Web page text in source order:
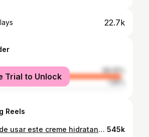
22.7k
98.05%
1.95%
Trial to Unlock
Reels
Gosto imenso de usar este creme hidratante no corpo, aplico na pele ligeiramente húmida após o banho 🤩 As ceramidas são essenciais para uma boa hidratação da pele e a tecnologia MVE, que encapsula as ceramidas, garante uma difusão eficaz na barreira cutânea e uma libertação prolongada ao longo do tempo. Esta tecnologia continua a libertar os ativos na pele muito tempo depois do hidratante ter sido aplicado! @ceraveportugal , #ceravept , #ceralover , #moisturizelikeaderm 545k